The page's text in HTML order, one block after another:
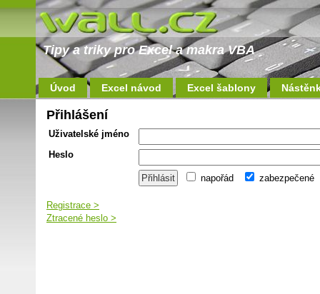
Tipy a triky pro Excel a makra VBA
Úvod Excel návod Excel šablony
Přihlášení
Uživatelské jméno
Heslo
napořád zabezpečené
Registrace >
Ztracené heslo >